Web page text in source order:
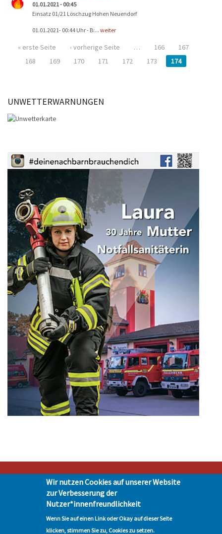
01.01.2021 - 00:45
Einsatz 01/21 Löschzug Hohen Neuendorf
01.01.2021- 00:44 Uhr - B:... weiter
« erste Seite ‹ vorherige Seite … 166
167
168
169 170 171 172 173 174
UNWETTERWARNUNGEN
Stadt Hohen Neuendorf • Oranienburger Str. 2 • 16540 Hohen Neuendorf •
Impressum|Presse|Datenschutz| © Hohen-Neuendorf.de, Alle Rechte
vorbehalten - Vervielfältigung nur mit unserer Genehmigung
Wir nutzen Cookies auf unserer Website
zur Verbesserung der
Nutzer*innenfreundlichkeit
Wenn Sie auf einen Link oder Okay auf dieser Seite
klicken, stimmen Sie zu, Cookies zu setzen.